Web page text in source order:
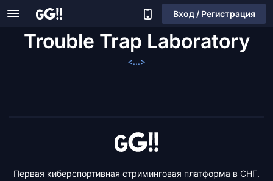
Вход / Регистрация
Trouble Trap Laboratory
<...>
Первая киберспортивная стриминговая платформа в СНГ.